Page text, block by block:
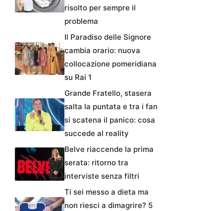
risolto per sempre il
problema
Il Paradiso delle Signore
cambia orario: nuova
collocazione pomeridiana
su Rai 1
Grande Fratello, stasera
salta la puntata e tra i fan
si scatena il panico: cosa
succede al reality
Belve riaccende la prima
serata: ritorno tra
interviste senza filtri
Ti sei messo a dieta ma
non riesci a dimagrire? 5